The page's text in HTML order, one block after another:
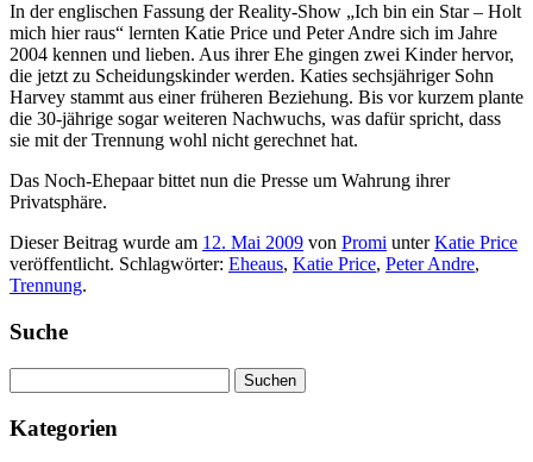
In der englischen Fassung der Reality-Show „Ich bin ein Star – Holt
mich hier raus“ lernten Katie Price und Peter Andre sich im Jahre
2004 kennen und lieben. Aus ihrer Ehe gingen zwei Kinder hervor,
die jetzt zu Scheidungskinder werden. Katies sechsjähriger Sohn
Harvey stammt aus einer früheren Beziehung. Bis vor kurzem plante
die 30-jährige sogar weiteren Nachwuchs, was dafür spricht, dass
sie mit der Trennung wohl nicht gerechnet hat.
Das Noch-Ehepaar bittet nun die Presse um Wahrung ihrer
Privatsphäre.
Dieser Beitrag wurde am 12. Mai 2009 von Promi unterKatie Price
veröffentlicht. Schlagwörter: Eheaus, Katie Price, Peter Andre,
Trennung.
Suche
nach:
Kategorien